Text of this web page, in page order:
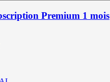
Premium 1 mois